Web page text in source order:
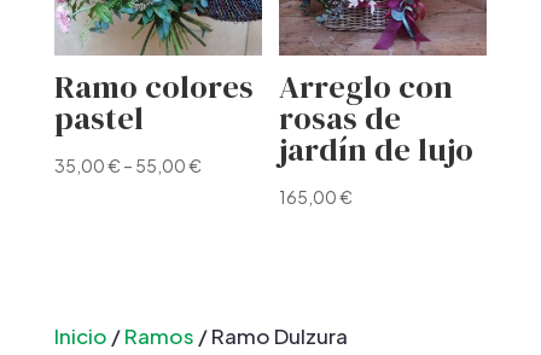
Ramo colores
pastel
35,00€ – 55,00€
Arreglo con
rosas de
jardín de lujo
165,00€
Inicio /Ramos / Ramo Dulzura